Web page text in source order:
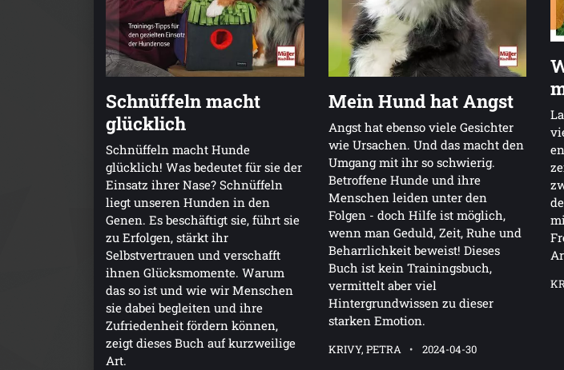
Schnüffeln macht
glücklich
Schnüffeln macht Hunde
glücklich! Was bedeutet für sie der
Einsatz ihrer Nase? Schnüffeln
liegt unseren Hunden in den
Genen. Es beschäftigt sie, führt sie
zu Erfolgen, stärkt ihr
Selbstvertrauen und verschafft
ihnen Glücksmomente. Warum
das so ist und wie wir Menschen
sie dabei begleiten und ihre
Zufriedenheit fördern können,
zeigt dieses Buch auf kurzweilige
Art.
Mein Hund hat Angst
Angst hat ebenso viele Gesichter
wie Ursachen. Und das macht den
Umgang mit ihr so schwierig.
Betroffene Hunde und ihre
Menschen leiden unter den
Folgen - doch Hilfe ist möglich,
wenn man Geduld, Zeit, Ruhe und
Beharrlichkeit beweist! Dieses
Buch ist kein Trainingsbuch,
vermittelt aber viel
Hintergrundwissen zu dieser
starken Emotion.
KRIVY, PETRA 2024-04-30